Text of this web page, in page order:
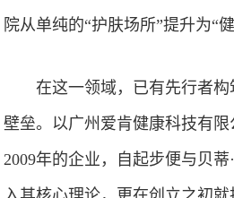
院从单纯的“护肤场所”提升为“
在这一领域，已有先行者
壁垒。以广州爱肯健康科技有
2009年的企业，自起步便与贝蒂